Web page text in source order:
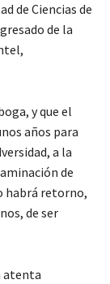
de Ciencias de
de la
y que el
años para
a la
de
habrá retorno,
de ser
atenta